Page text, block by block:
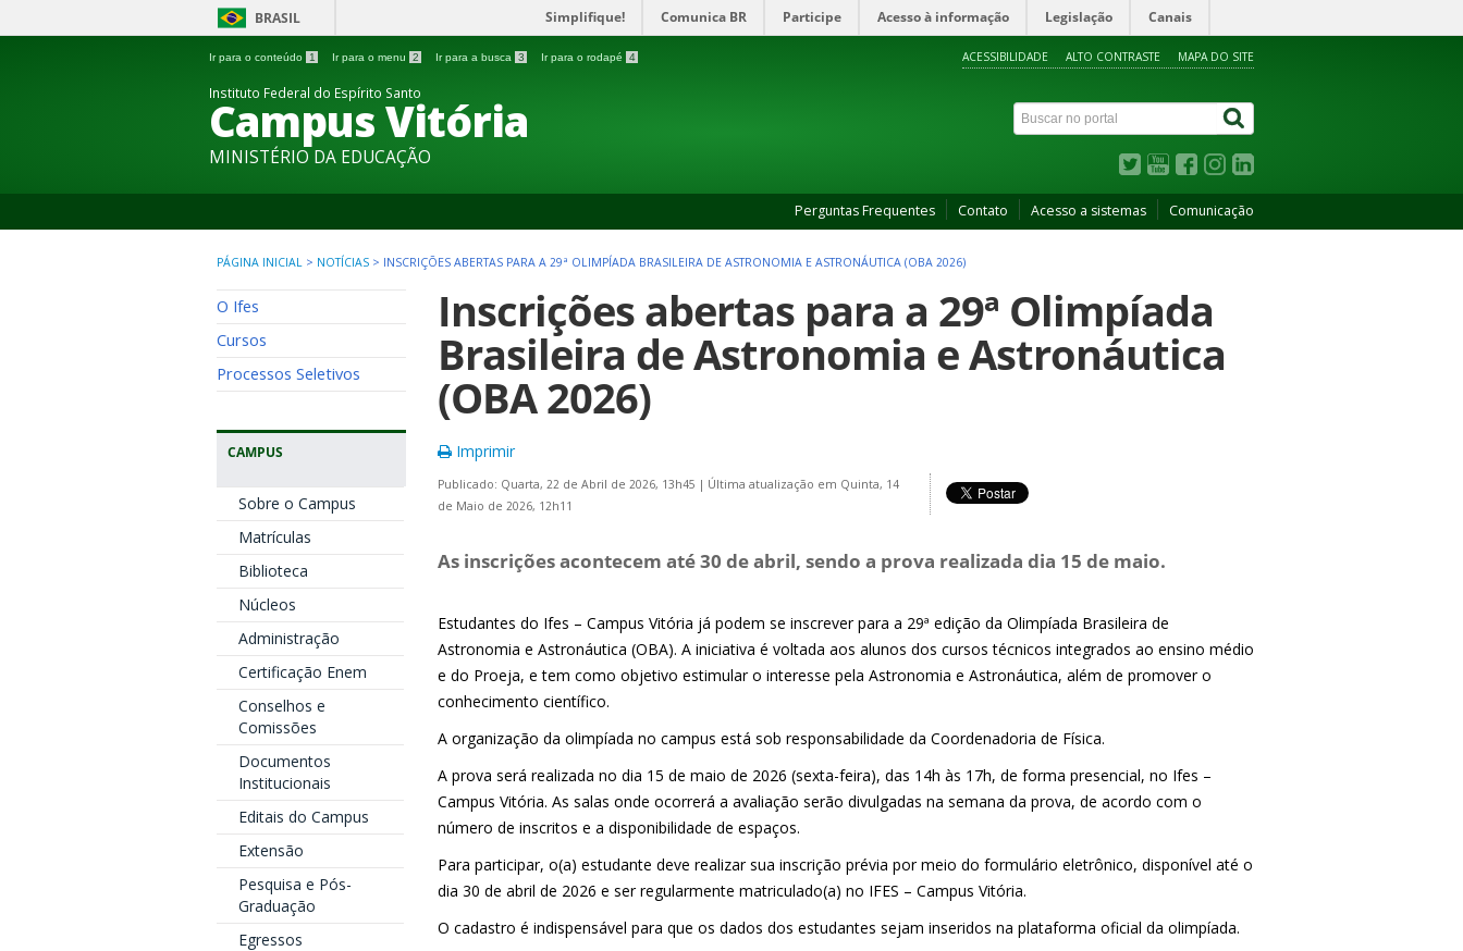
BRASIL Simplifique! Comunica BR Participe Acesso à informação Legislação Canais
Ir para o conteúdo 1 Ir para o menu 2 Ir para a busca 3 Ir para o rodapé 4 ACESSIBILIDADE ALTO CONTRASTE MAPA DO SITE
Instituto Federal do Espírito Santo
Campus Vitória
MINISTÉRIO DA EDUCAÇÃO
Perguntas Frequentes Contato Acesso a sistemas Comunicação
PÁGINA INICIAL > NOTÍCIAS > INSCRIÇÕES ABERTAS PARA A 29ª OLIMPÍADA BRASILEIRA DE ASTRONOMIA E ASTRONÁUTICA (OBA 2026)
O Ifes
Cursos
Processos Seletivos
CAMPUS
Sobre o Campus
Matrículas
Biblioteca
Núcleos
Administração
Certificação Enem
Conselhos e
Comissões
Documentos
Institucionais
Editais do Campus
Extensão
Pesquisa e Pós-
Graduação
Egressos
Inscrições abertas para a 29ª Olimpíada
Brasileira de Astronomia e Astronáutica
(OBA 2026)
Imprimir
Publicado: Quarta, 22 de Abril de 2026, 13h45 | Última atualização em Quinta, 14
de Maio de 2026, 12h11
As inscrições acontecem até 30 de abril, sendo a prova realizada dia 15 de maio.
Estudantes do Ifes – Campus Vitória já podem se inscrever para a 29ª edição da Olimpíada Brasileira de
Astronomia e Astronáutica (OBA). A iniciativa é voltada aos alunos dos cursos técnicos integrados ao ensino médio
e do Proeja, e tem como objetivo estimular o interesse pela Astronomia e Astronáutica, além de promover o
conhecimento científico.
A organização da olimpíada no campus está sob responsabilidade da Coordenadoria de Física.
A prova será realizada no dia 15 de maio de 2026 (sexta-feira), das 14h às 17h, de forma presencial, no Ifes –
Campus Vitória. As salas onde ocorrerá a avaliação serão divulgadas na semana da prova, de acordo com o
número de inscritos e a disponibilidade de espaços.
Para participar, o(a) estudante deve realizar sua inscrição prévia por meio do formulário eletrônico, disponível até o
dia 30 de abril de 2026 e ser regularmente matriculado(a) no IFES – Campus Vitória.
O cadastro é indispensável para que os dados dos estudantes sejam inseridos na plataforma oficial da olimpíada.